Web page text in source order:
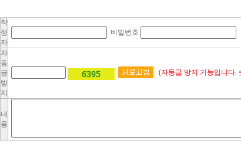
작
성
자
비밀번호
자
동
글
방
지
(자동글 방지 기능입니다.
내
용